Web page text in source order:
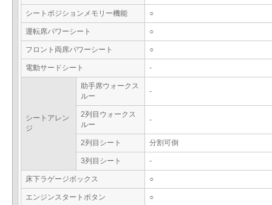
シートポジションメモリー機能 ○
運転席パワーシート ○
フロント両席パワーシート ○
電動サードシート -
シートアレン
ジ
助手席ウォークス
ルー
-
2列目ウォークス
ルー
-
2列目シート 分割可倒
3列目シート -
床下ラゲージボックス ○
エンジンスタートボタン ○